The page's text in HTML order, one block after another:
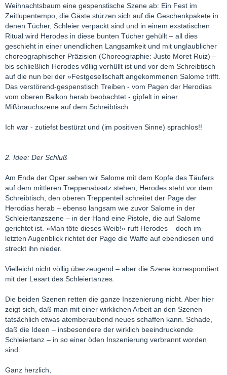
Weihnachtsbaum eine gespenstische Szene ab: Ein Fest im
Zeitlupentempo, die Gäste stürzen sich auf die Geschenkpakete in
denen Tücher, Schleier verpackt sind und in einem exstatischen
Ritual wird Herodes in diese bunten Tücher gehüllt – all dies
geschieht in einer unendlichen Langsamkeit und mit unglaublicher
choreographischer Präzision (Choreographie: Justo Moret Ruiz) –
bis schließlich Herodes völlig verhüllt ist und vor dem Schreibtisch
auf die nun bei der »Festgesellschaft angekommenen Salome trifft.
Das verstörend-gespenstisch Treiben - vom Pagen der Herodias
vom oberen Balkon herab beobachtet - gipfelt in einer
Mißbrauchszene auf dem Schreibtisch.
Ich war - zutiefst bestürzt und (im positiven Sinne) sprachlos!!
2. Idee: Der Schluß
Am Ende der Oper sehen wir Salome mit dem Kopfe des Täufers
auf dem mittleren Treppenabsatz stehen, Herodes steht vor dem
Schreibtisch, den oberen Treppenteil schreitet der Page der
Herodias herab – ebenso langsam wie zuvor Salome in der
Schleiertanzszene – in der Hand eine Pistole, die auf Salome
gerichtet ist. »Man töte dieses Weib!« ruft Herodes – doch im
letzten Augenblick richtet der Page die Waffe auf ebendiesen und
streckt ihn nieder.
Vielleicht nicht völlig überzeugend – aber die Szene korrespondiert
mit der Lesart des Schleiertanzes.
Die beiden Szenen retten die ganze Inszenierung nicht. Aber hier
zeigt sich, daß man mit einer wirklichen Arbeit an den Szenen
tatsächlich etwas atemberaubend neues schaffen kann. Schade,
daß die Ideen – insbesondere der wirklich beeindruckende
Schleiertanz – in so einer öden Inszenierung verbrannt worden
sind.
Ganz herzlich,